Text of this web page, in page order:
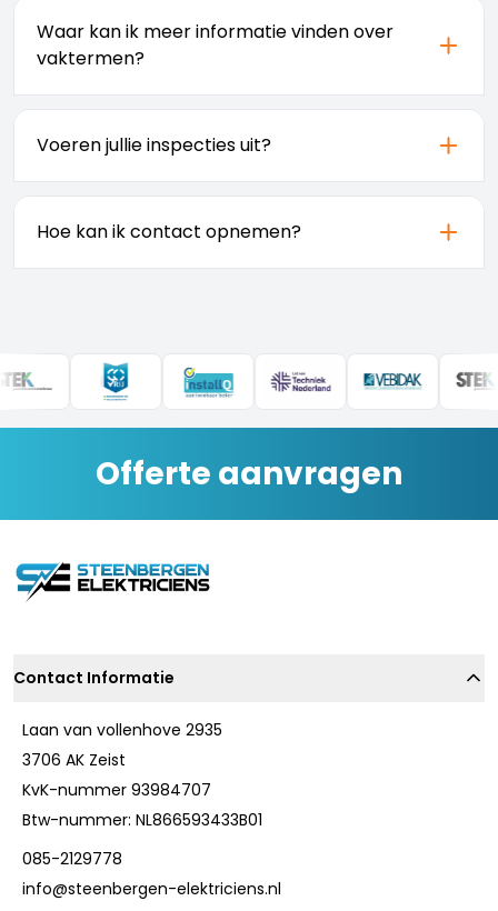
vragen te beantwoorden. Bezoek onze
klantenservice pagina
Waar kan ik meer informatie vinden over
vaktermen?
Op onze begrippenpagina leggen wij alle
vaktermen uit die te maken hebben met
elektra en installaties.
Voeren jullie inspecties uit?
Ja, wij voeren elektrische inspecties uit om de
veiligheid van uw installatie te controleren.
elektrische inspectie
Hoe kan ik contact opnemen?
Offerte aanvragen
Contact Informatie
Laan van vollenhove 2935
3706 AK Zeist
KvK-nummer 93984707
Btw-nummer: NL866593433B01
085-2129778
info@steenbergen-elektriciens.nl